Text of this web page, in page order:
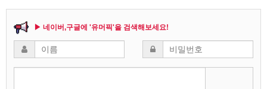
▶ 네이버,구글에 '유머픽'을 검색해보세요!